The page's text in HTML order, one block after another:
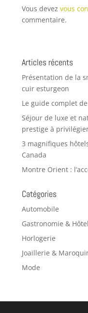
Vous devez vous
commentaire.
Articles récents
Présentation de la
cuir esturgeon
Le guide complet de
Séjour de luxe et
prestige à
3 magnifiques
Canada
Montre Orient :
Catégories
Automobile
Gastronomie &
Horlogerie
Joaillerie &
Mode